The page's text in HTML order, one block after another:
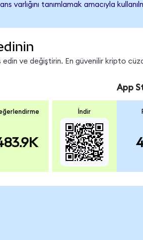
varlığını tanımlamak amacıyla
ve değiştirin. En güvenilir kripto
İndir
App